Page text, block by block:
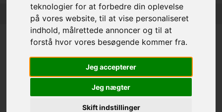
teknologier for at forbedre din oplevelse
på vores website, til at vise personaliseret
indhold, målrettede annoncer og til at
forstå hvor vores besøgende kommer fra.
Jeg accepterer
Jeg nægter
Skift indstillinger
Forside / Kvote/Tonnage / Fiskerettigheder / 10355 (1)
10355